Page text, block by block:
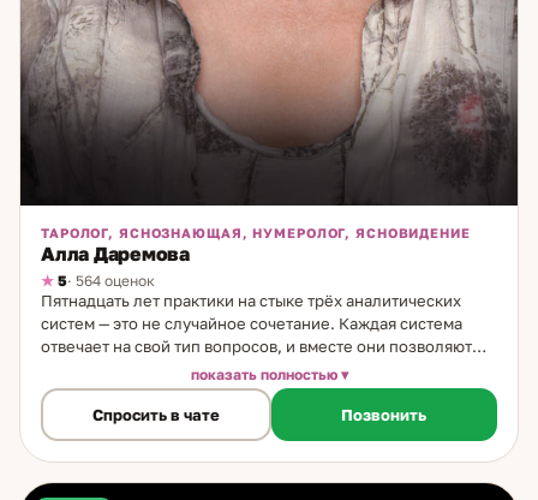
ТАРОЛОГ, ЯСНОЗНАЮЩАЯ, НУМЕРОЛОГ, ЯСНОВИДЕНИЕ
Алла Даремова
5· 564 оценок
Пятнадцать лет практики на стыке трёх аналитических
систем — это не случайное сочетание. Каждая система
отвечает на свой тип вопросов, и вместе они позволяют
видеть ситуацию объёмно. Я таролог, нумеролог и
астропсихолог. После сложного периода в подростковом
возрасте обнаружила способность считывать состояния и
эмоции людей. Интуиция стала основой работы, карты и
числа — инструментами подтверждения и уточнения. На
консультации соединяю три системы: карты Таро отвечают
показать полностью
Спросить в чате Позвонить